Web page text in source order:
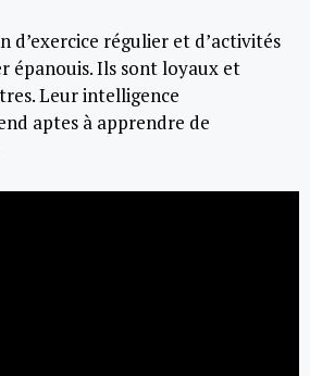
d’exercice régulier et d’activités
épanouis. Ils sont loyaux et
Leur intelligence
aptes à apprendre de